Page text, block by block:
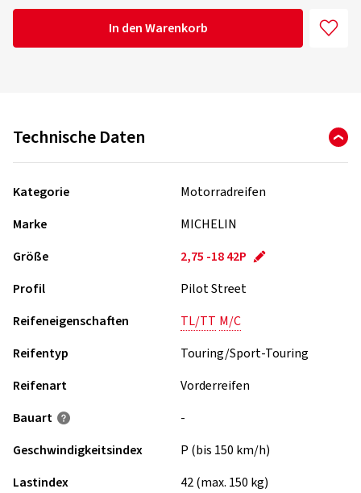
In den Warenkorb
Technische Daten
Kategorie
Motorradreifen
Marke
MICHELIN
Größe
2,75 -18 42P
Profil
Pilot Street
Reifeneigenschaften
TL/TT M/C
Reifentyp
Touring/Sport-Touring
Reifenart
Vorderreifen
Bauart
-
Geschwindigkeits­index
P (bis 150 km/h)
Lastindex
42 (max. 150 kg)